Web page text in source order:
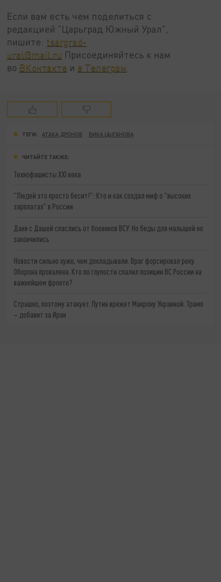
Если вам есть чем поделиться с
редакцией "Царьград Южный Урал",
пишите: tsargrad-
ural@mail.ru Присоединяйтесь к нам
во ВКонтакте и в Телеграм
ТЕГИ: АТАКА ДРОНОВ ВИКА ЦЫГАНОВА
ЧИТАЙТЕ ТАКЖЕ:
Технофашисты XXI века
"Людей это просто бесит!": Кто и как создал миф о "высоких
зарплатах" в России
Даня с Дашей спаслись от боевиков ВСУ. Но беды для малышей не
закончились
Новости сильно хуже, чем докладывали. Враг форсировал реку.
Оборона провалена. Кто по глупости спалил позиции ВС России на
важнейшем фронте?
Страшно, поэтому атакует. Путин врежет Макрону Украиной. Трамп
– добавит за Иран